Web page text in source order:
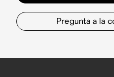
Pregunta a la